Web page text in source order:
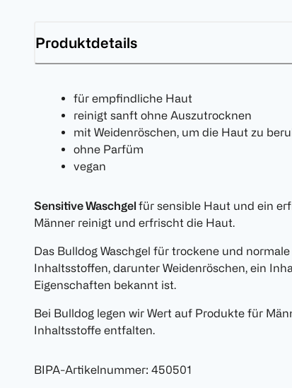
Produktdetails
für empfindliche Haut
reinigt sanft ohne Auszutrocknen
mit Weidenröschen, um die Haut zu
ohne Parfüm
vegan
Sensitive Waschgel für sensible Haut und ein
Männer reinigt und erfrischt die Haut.
Das Bulldog Waschgel für trockene und
Inhaltsstoffen, darunter Weidenröschen, ein
Eigenschaften bekannt ist.
Bei Bulldog legen wir Wert auf Produkte für
Inhaltsstoffe entfalten.
BIPA-Artikelnummer: 450501